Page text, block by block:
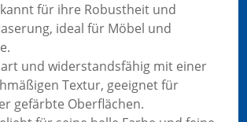
für ihre Robustheit und
ideal für Möbel und
und widerstandsfähig mit einer
Textur, geeignet für
gefärbte Oberflächen.